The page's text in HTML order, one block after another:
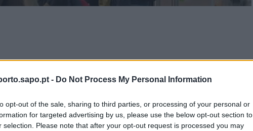
- Do Not Process My Personal Information
opt-out of the sale, sharing to third parties, or processing of your personal or
for targeted advertising by us, please use the below opt-out section to
selection. Please note that after your opt-out request is processed you may
ANA - Aeroportos de Portugal, revelando, ao mesmo tempo, que, este
21 novas rotas.